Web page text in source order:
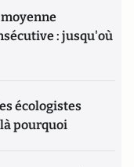
: jusqu'où
écologistes
pourquoi